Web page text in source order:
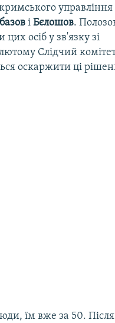
іБєлошов.
осіб у зв'язку зі
Слідчий комітет
оскаржити ці
їм вже за 50.